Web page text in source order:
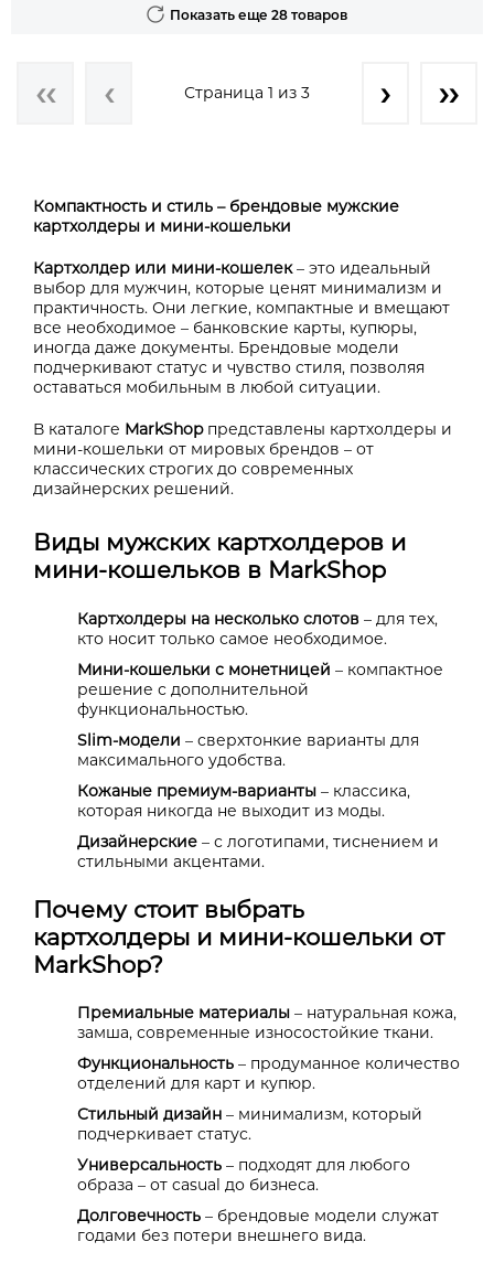
Показать еще 28 товаров
Страница 1 из 3
Компактность и стиль – брендовые мужские
картхолдеры и мини-кошельки
Картхолдер или мини-кошелек– это идеальный
выбор для мужчин, которые ценят минимализм и
практичность. Они легкие, компактные и вмещают
все необходимое – банковские карты, купюры,
иногда даже документы. Брендовые модели
подчеркивают статус и чувство стиля, позволяя
оставаться мобильным в любой ситуации.
В каталоге MarkShopпредставлены картхолдеры и
мини-кошельки от мировых брендов – от
классических строгих до современных
дизайнерских решений.
Виды мужских картхолдеров и
мини-кошельков в MarkShop
Картхолдеры на несколько слотов – для тех,
кто носит только самое необходимое.
Мини-кошельки с монетницей – компактное
решение с дополнительной
функциональностью.
Slim-модели – сверхтонкие варианты для
максимального удобства.
Кожаные премиум-варианты – классика,
которая никогда не выходит из моды.
Дизайнерские – с логотипами, тиснением и
стильными акцентами.
Почему стоит выбрать
картхолдеры и мини-кошельки от
MarkShop?
Премиальные материалы – натуральная кожа,
замша, современные износостойкие ткани.
Функциональность – продуманное количество
отделений для карт и купюр.
Стильный дизайн – минимализм, который
подчеркивает статус.
Универсальность – подходят для любого
образа – от casual до бизнеса.
Долговечность – брендовые модели служат
годами без потери внешнего вида.